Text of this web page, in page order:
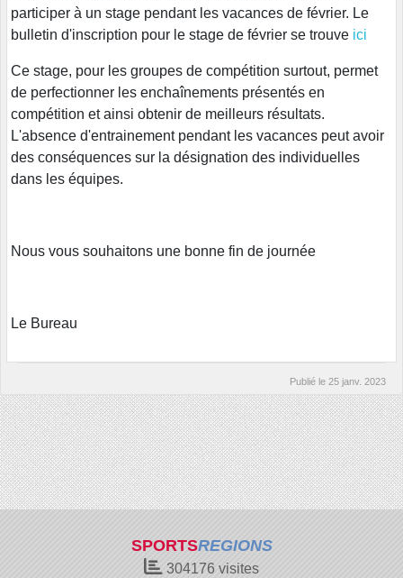
participer à un stage pendant les vacances de février. Le
bulletin d'inscription pour le stage de février se trouve ici
Ce stage, pour les groupes de compétition surtout, permet
de perfectionner les enchaînements présentés en
compétition et ainsi obtenir de meilleurs résultats.
L'absence d'entrainement pendant les vacances peut avoir
des conséquences sur la désignation des individuelles
dans les équipes.
Nous vous souhaitons une bonne fin de journée
Le Bureau
Publié le 25 janv. 2023
SPORTSREGIONS
304176 visites